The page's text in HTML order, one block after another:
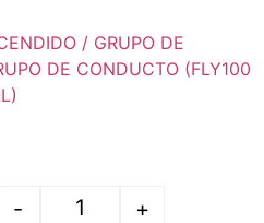
/ GRUPO DE
DE CONDUCTO (FLY100
- +